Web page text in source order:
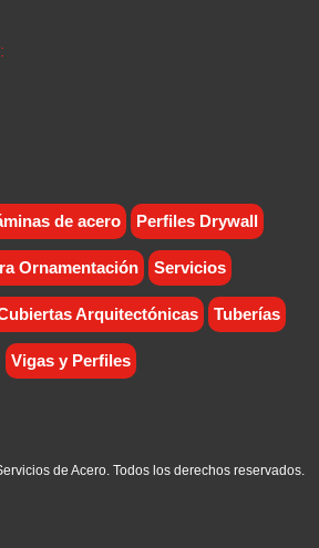
de acero Perfiles Drywall
Ornamentación Servicios
Arquitectónicas Tuberías
Vigas y Perfiles
de Acero. Todos los derechos reservados.